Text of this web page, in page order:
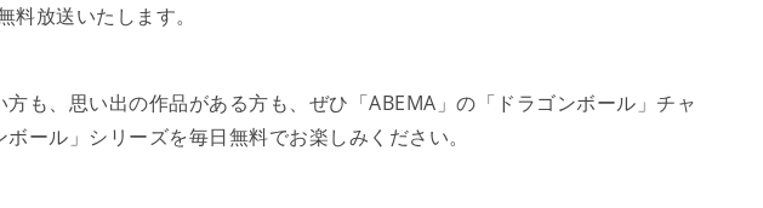
料放送いたします。
も、思い出の作品がある方も、ぜひ「ABEMA」の「ドラゴンボール」チャ
ール」シリーズを毎日無料でお楽しみください。